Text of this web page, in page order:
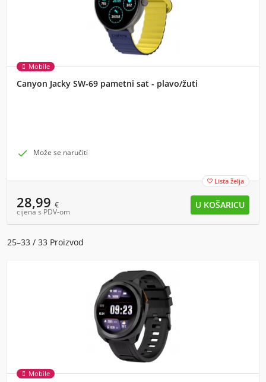
Mobile
Canyon Jacky SW-69 pametni sat - plavo/žuti
 Može se naručiti
 Lista želja
28,99 €
cijena s PDV-om
25–33 / 33 Proizvod
Mobile